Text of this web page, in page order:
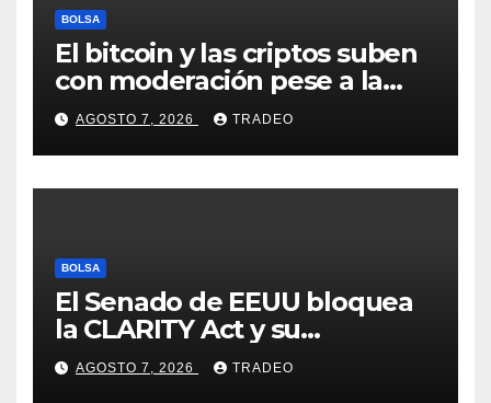
BOLSA
El bitcoin y las criptos suben
con moderación pese a la
incertidumbre en Oriente
Medio
AGOSTO 7, 2026 TRADEO
BOLSA
El Senado de EEUU bloquea
la CLARITY Act y su
aprobación en 2026 peligra
AGOSTO 7, 2026 TRADEO